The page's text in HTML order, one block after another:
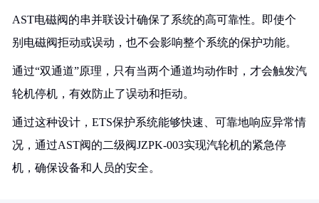
AST电磁阀的串并联设计确保了系统的高可靠性。即使个
别电磁阀拒动或误动，也不会影响整个系统的保护功能。
通过“双通道”原理，只有当两个通道均动作时，才会触发汽
轮机停机，有效防止了误动和拒动。
通过这种设计，ETS保护系统能够快速、可靠地响应异常情
况，通过AST阀的二级阀JZPK-003实现汽轮机的紧急停
机，确保设备和人员的安全。